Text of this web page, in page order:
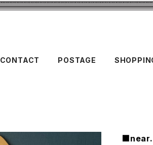
CONTACT POSTAGE